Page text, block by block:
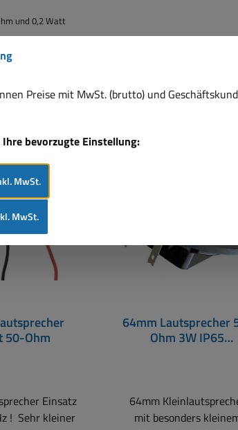
und 0,2 Watt
50-Ohm
Einsatz
! Sehr kleiner
%Rabatt
64mm Lautsprecher
Ohm 3W IP65
64mm
mit besonders
Preise mit MwSt. (brutto) und
bevorzugte Einstellung:
MwSt.
MwSt.